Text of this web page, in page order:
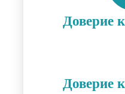
Доверие
Доверие